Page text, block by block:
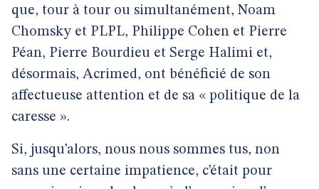
que, tour à tour ou simultanément, Noam
Chomsky et PLPL, Philippe Cohen et Pierre
Péan, Pierre Bourdieu et Serge Halimi et,
désormais, Acrimed, ont bénéficié de son
affectueuse attention et de sa « politique de la
caresse ».
Si, jusqu’alors, nous nous sommes tus, non
sans une certaine impatience, c’était pour